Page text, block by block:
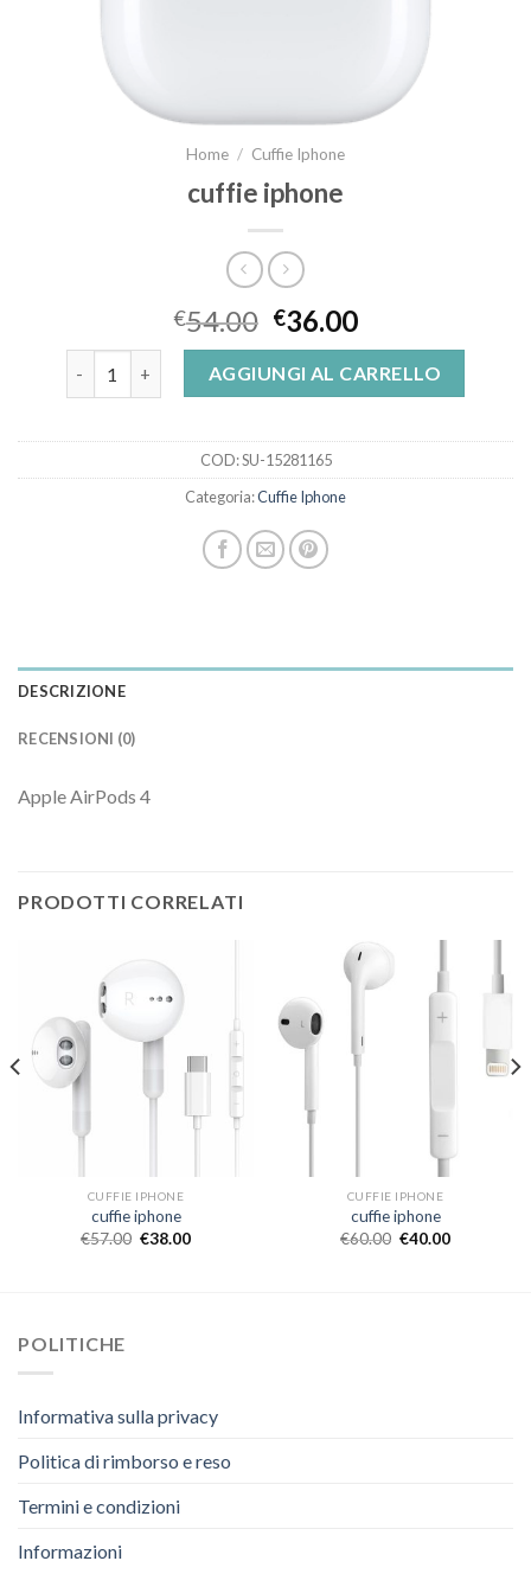
Home / Cuffie Iphone
cuffie iphone
€54.00 €36.00
cuffie iphone quantitàAGGIUNGI AL CARRELLO
COD:SU-15281165
Categoria:Cuffie Iphone
DESCRIZIONE
RECENSIONI (0)
Apple AirPods 4
PRODOTTI CORRELATI
CUFFIE IPHONE
cuffie iphone
€57.00 €38.00
CUFFIE IPHONE
cuffie iphone
€60.00 €40.00
POLITICHE
Informativa sulla privacy
Politica di rimborso e reso
Termini e condizioni
Informazioni